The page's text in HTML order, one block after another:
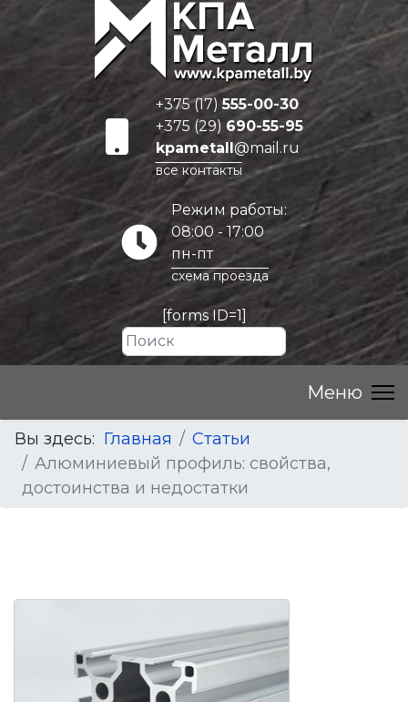
+375 (17)555-00-30
+375 (29) 690-55-95
kpametall@mail.ru
все контакты
Режим работы:
08:00 - 17:00
пн-пт
схема проезда
[forms ID=1]
Вы здесь: Главная
Статьи
Алюминиевый профиль: свойства,
достоинства и недостатки